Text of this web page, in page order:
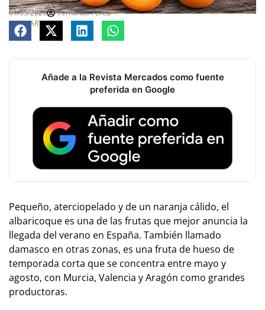
01/05/2026
Fernando Perea
COMPARTE
Añade a la Revista Mercados como fuente
preferida en Google
Pequeño, aterciopelado y de un naranja cálido, el
albaricoque es una de las frutas que mejor anuncia la
llegada del verano en España. También llamado
damasco en otras zonas, es una fruta de hueso de
temporada corta que se concentra entre mayo y
agosto, con Murcia, Valencia y Aragón como grandes
productoras.